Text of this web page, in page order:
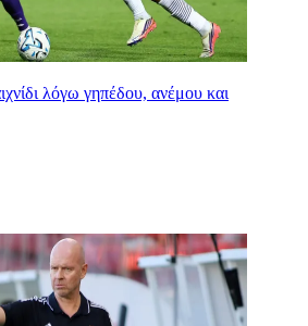
λόγω γηπέδου, ανέμου και